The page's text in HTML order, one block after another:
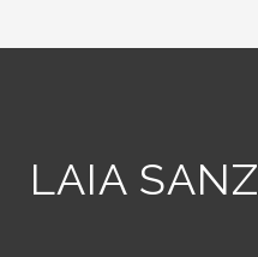
LAIA SANZ